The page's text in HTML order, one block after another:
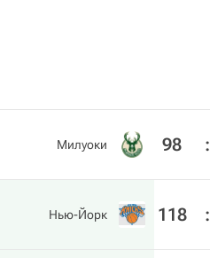
Милуоки 98 :
Нью-Йорк 118 :